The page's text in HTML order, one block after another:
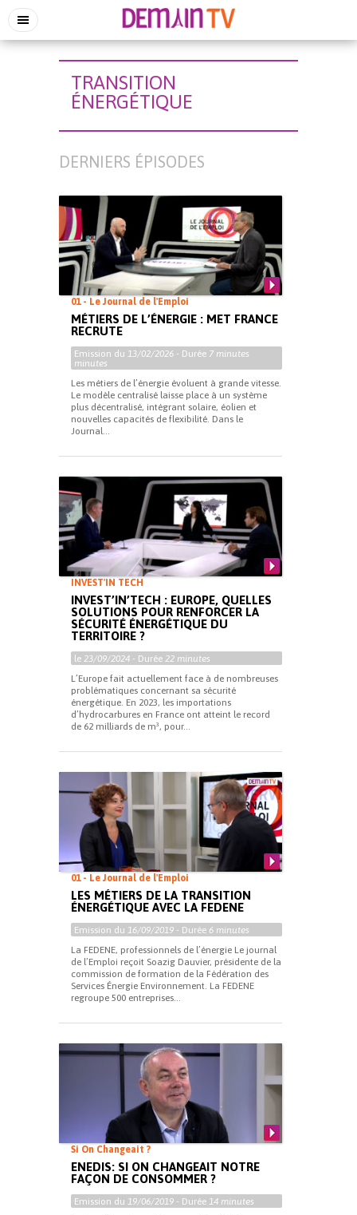
TRANSITION
ÉNERGÉTIQUE
DERNIERS ÉPISODES
01 - Le Journal de l'Emploi
MÉTIERS DE L’ÉNERGIE : MET FRANCE
RECRUTE
Emission du 13/02/2026 - Durée 7 minutes
minutes
Les métiers de l’énergie évoluent à grande vitesse.
Le modèle centralisé laisse place à un système
plus décentralisé, intégrant solaire, éolien et
nouvelles capacités de flexibilité. Dans le
Journal...
INVEST'IN TECH
INVEST’IN’TECH : EUROPE, QUELLES
SOLUTIONS POUR RENFORCER LA
SÉCURITÉ ÉNERGÉTIQUE DU
TERRITOIRE ?
le 23/09/2024 - Durée 22 minutes
L’Europe fait actuellement face à de nombreuses
problématiques concernant sa sécurité
énergétique. En 2023, les importations
d’hydrocarbures en France ont atteint le record
de 62 milliards de m³, pour...
01 - Le Journal de l'Emploi
LES MÉTIERS DE LA TRANSITION
ÉNERGÉTIQUE AVEC LA FEDENE
Emission du 16/09/2019 - Durée 6 minutes
La FEDENE, professionnels de l’énergie Le journal
de l’Emploi reçoit Soazig Dauvier, présidente de la
commission de formation de la Fédération des
Services Énergie Environnement. La FEDENE
regroupe 500 entreprises...
Si On Changeait ?
ENEDIS: SI ON CHANGEAIT NOTRE
FAÇON DE CONSOMMER ?
Emission du 19/06/2019 - Durée 14 minutes